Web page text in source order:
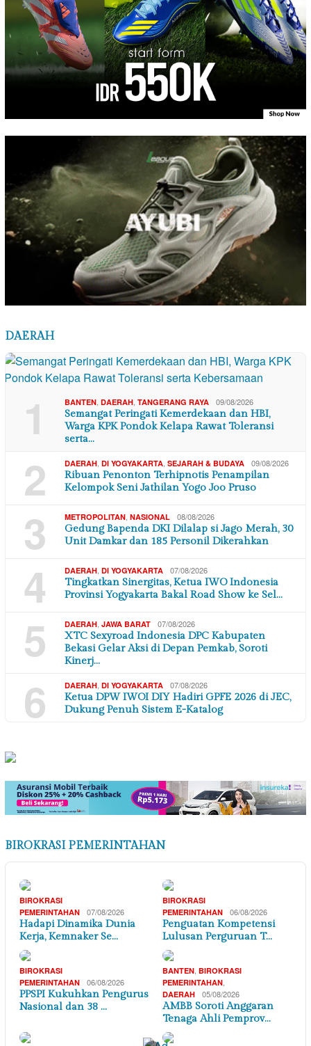
DAERAH
1 BANTEN DAERAH TANGERANG RAYA 09/08/2026
Semangat Peringati Kemerdekaan dan HBI,
Warga KPK Pondok Kelapa Rawat Toleransi
serta…
2 DAERAH DI YOGYAKARTA SEJARAH & BUDAYA 09/08/2026
Ribuan Penonton Terhipnotis Penampilan
Kelompok Seni Jathilan Yogo Joo Pruso
3 METROPOLITAN NASIONAL 08/08/2026
Gedung Bapenda DKI Dilalap si Jago Merah, 30
Unit Damkar dan 185 Personil Dikerahkan
4 DAERAH DI YOGYAKARTA 07/08/2026
Tingkatkan Sinergitas, Ketua IWO Indonesia
Provinsi Yogyakarta Bakal Road Show ke Sel…
5 DAERAH JAWA BARAT 07/08/2026
XTC Sexyroad Indonesia DPC Kabupaten
Bekasi Gelar Aksi di Depan Pemkab, Soroti
Kinerj…
6 DAERAH DI YOGYAKARTA 07/08/2026
Ketua DPW IWOI DIY Hadiri GPFE 2026 di JEC,
Dukung Penuh Sistem E-Katalog
BIROKRASI PEMERINTAHAN
BIROKRASI
PEMERINTAHAN
07/08/2026
Hadapi Dinamika Dunia
Kerja, Kemnaker Se…
BIROKRASI
PEMERINTAHAN
06/08/2026
Penguatan Kompetensi
Lulusan Perguruan T…
BIROKRASI
PEMERINTAHAN
06/08/2026
PPSPI Kukuhkan Pengurus
Nasional dan 38 …
BANTEN, BIROKRASI
PEMERINTAHAN,
DAERAH 05/08/2026
AMBB Soroti Anggaran
Tenaga Ahli Pemprov…